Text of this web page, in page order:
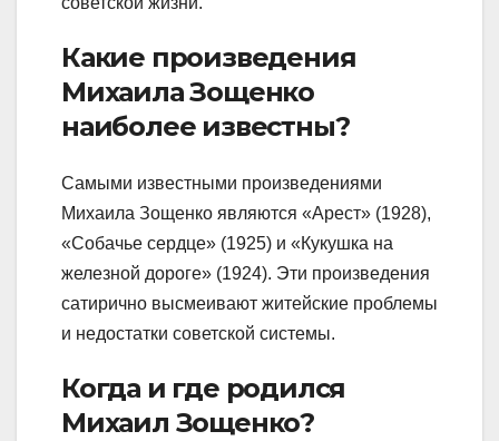
Какие произведения
Михаила Зощенко
наиболее известны?
Самыми известными произведениями
Михаила Зощенко являются «Арест» (1928),
«Собачье сердце» (1925) и «Кукушка на
железной дороге» (1924). Эти произведения
сатирично высмеивают житейские проблемы
и недостатки советской системы.
Когда и где родился
Михаил Зощенко?